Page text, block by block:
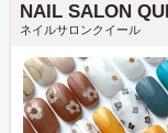
NAIL SALON
ネイルサロンクイール